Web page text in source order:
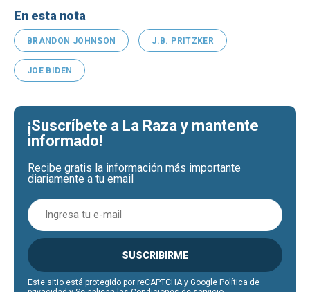
En esta nota
BRANDON JOHNSON J.B. PRITZKER
JOE BIDEN
¡Suscríbete a La Raza y mantente
informado!
Recibe gratis la información más importante
diariamente a tu email
SUSCRIBIRME
Este sitio está protegido por reCAPTCHA y Google Política de